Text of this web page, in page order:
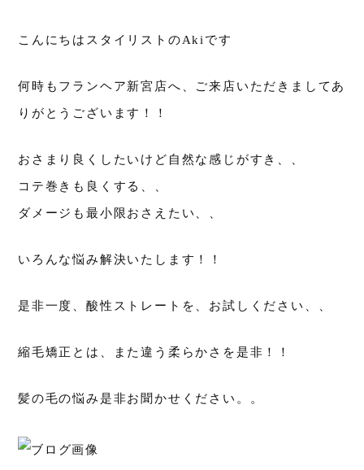
こんにちはスタイリストのAkiです
何時もフランヘア新宮店へ、ご来店いただきましてあ
りがとうございます！！
おさまり良くしたいけど自然な感じがすき、、
コテ巻きも良くする、、
ダメージも最小限おさえたい、、
いろんな悩み解決いたします！！
是非一度、酸性ストレートを、お試しください、、
縮毛矯正とは、また違う柔らかさを是非！！
髪の毛の悩み是非お聞かせください。。